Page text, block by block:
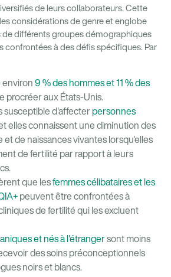
de leurs collaborateurs. Cette
considérations de genre et englobe
de différents groupes démographiques
confrontées à des défis spécifiques. Par
environ 9 % des hommes et 11 % des
procréer aux États-Unis.
susceptible d'affecter personnes
elles connaissent une diminution des
et de naissances vivantes lorsqu'elles
de fertilité par rapport à leurs
que lesfemmes célibataires et les
peuvent être confrontées à
de fertilité qui les excluent
et nés à l'étrangersont moins
des soins préconceptionnels
noirs et blancs.